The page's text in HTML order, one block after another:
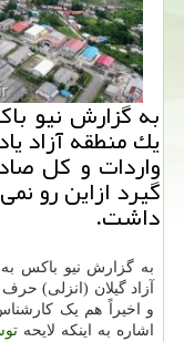
به گزارش نیو
یك منطقه آزاد
واردات و كل
گیرد ازاین رو
داشت.
به گزارش نیو باکس
آزاد گیلان (انزلی)
و اخیراً هم یک
اشاره به اینکه لایحه